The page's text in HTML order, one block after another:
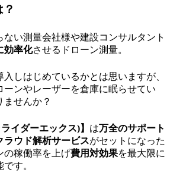
ない測量会社様や建設コンサルタント
効率化させるドローン測量。
しはじめているかとは思いますが、
ーンやレーザーを倉庫に眠らせてい
せんか？
イダーエックス)】 は万全のサポート
ラウド解析サービスがセットになった
の稼働率を上げ費用対効果を最大限に
す。